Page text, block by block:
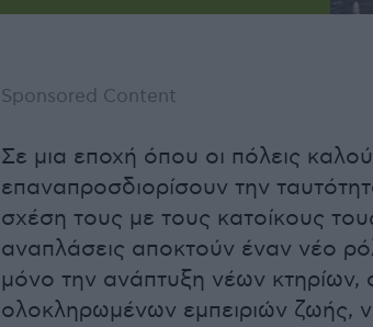
Sponsored Content
Σε μια εποχή όπου οι πόλεις
επαναπροσδιορίσουν την
σχέση τους με τους κατοίκους
αναπλάσεις αποκτούν έναν νέο
μόνο την ανάπτυξη νέων κτηρίων,
ολοκληρωμένων εμπειριών ζωής,